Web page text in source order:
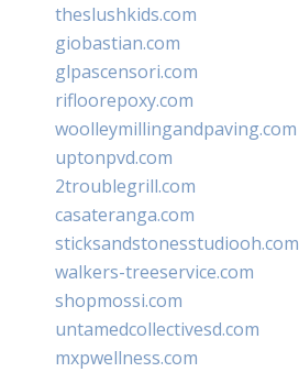
theslushkids.com
giobastian.com
glpascensori.com
rifloorepoxy.com
woolleymillingandpaving.com
uptonpvd.com
2troublegrill.com
casateranga.com
sticksandstonesstudiooh.com
walkers-treeservice.com
shopmossi.com
untamedcollectivesd.com
mxpwellness.com